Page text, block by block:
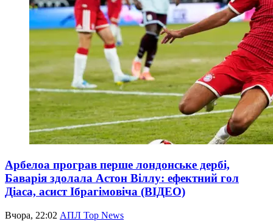
Арбелоа програв перше лондонське дербі,
Баварія здолала Астон Віллу: ефектний гол
Діаса, асист Ібрагімовіча (ВІДЕО)
Вчора, 22:02 АПЛ Top News